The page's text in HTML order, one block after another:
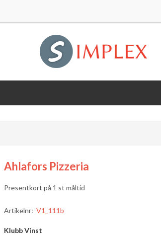
Ahlafors Pizzeria
Presentkort på 1 st måltid
Artikelnr: V1_111b
Klubb Vinst